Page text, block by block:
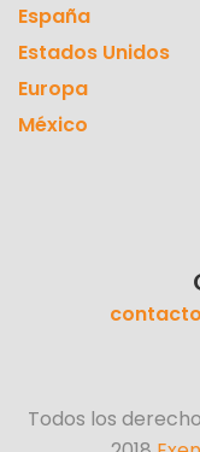
España
Estados Unidos
Europa
México
Todos los